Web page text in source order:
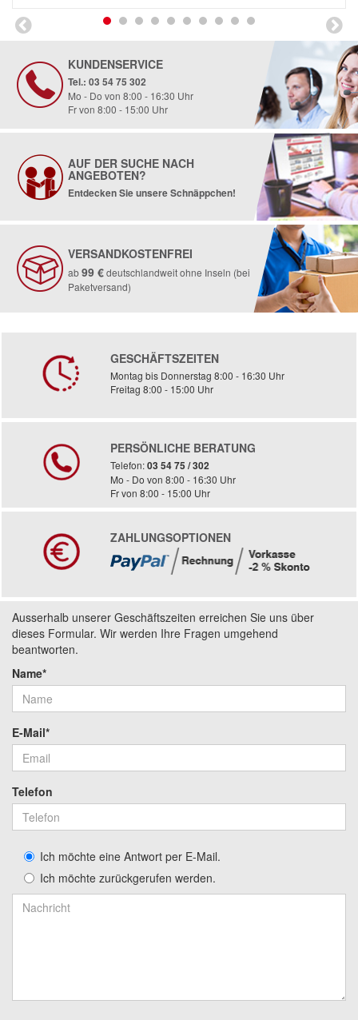
KUNDENSERVICE
Tel.: 03 54 75 302
Mo - Do von 8:00 - 16:30 Uhr
Fr von 8:00 - 15:00 Uhr
AUF DER SUCHE NACH
ANGEBOTEN?
Entdecken Sie unsere Schnäppchen!
VERSANDKOSTENFREI
ab99 €deutschlandweit ohne Inseln (bei
Paketversand)
GESCHÄFTSZEITEN
Montag bis Donnerstag 8:00 - 16:30 Uhr
Freitag 8:00 - 15:00 Uhr
PERSÖNLICHE BERATUNG
Telefon:03 54 75 / 302
Mo - Do von 8:00 - 16:30 Uhr
Fr von 8:00 - 15:00 Uhr
ZAHLUNGSOPTIONEN
Ausserhalb unserer Geschäftszeiten erreichen Sie uns über
dieses Formular. Wir werden Ihre Fragen umgehend
beantworten.
Name*
E-Mail*
Telefon
Ich möchte eine Antwort per E-Mail.
Ich möchte zurückgerufen werden.